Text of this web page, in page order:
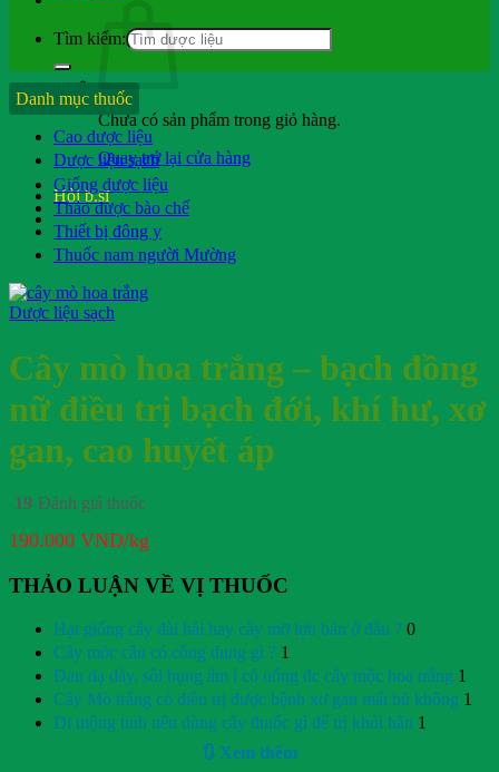
Chưa có sản phẩm trong giỏ hàng.
Quay trở lại cửa hàng
Hỏi b.sĩ
Tìm kiếm:
Danh mục thuốc
Cao dược liệu
Dược liệu sạch
Giống dược liệu
Thảo dược bào chế
Thiết bị đông y
Thuốc nam người Mường
Dược liệu sạch
Cây mò hoa trắng – bạch đồng
nữ điều trị bạch đới, khí hư, xơ
gan, cao huyết áp
19 Đánh giá thuốc
190.000 VND/kg
THẢO LUẬN VỀ VỊ THUỐC
Hạt giống cây đài hái hay cây mỡ lợn bán ở đâu ? 0
Cây móc câu có công dụng gì ? 1
Đau dạ dày, sôi bụng âm ỉ có uống đc cây mộc hoa trắng 1
Cây Mò trắng có điều trị được bệnh xơ gan mất bù không 1
Di mộng tinh nên dùng cây thuốc gì để trị khỏi hẳn 1
🔃 Xem thêm